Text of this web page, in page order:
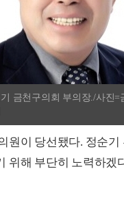
금천구의회 부의장./사진=
원이 당선됐다. 정순
위해 부단히 노력하겠